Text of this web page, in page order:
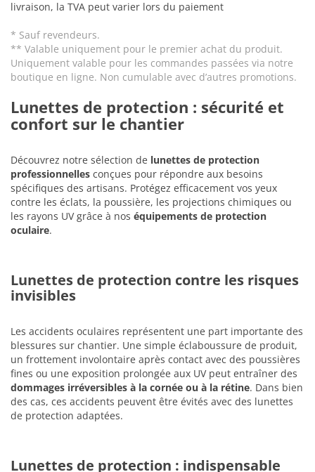
livraison, la TVA peut varier lors du paiement
* Sauf revendeurs.
** Valable uniquement pour le premier achat du produit.
Uniquement valable pour les commandes passées via notre
boutique en ligne. Non cumulable avec d’autres promotions.
Lunettes de protection : sécurité et
confort sur le chantier
Découvrez notre sélection de lunettes de protection
professionnelles conçues pour répondre aux besoins
spécifiques des artisans. Protégez efficacement vos yeux
contre les éclats, la poussière, les projections chimiques ou
les rayons UV grâce à nos équipements de protection
oculaire.
Lunettes de protection contre les risques
invisibles
Les accidents oculaires représentent une part importante des
blessures sur chantier. Une simple éclaboussure de produit,
un frottement involontaire après contact avec des poussières
fines ou une exposition prolongée aux UV peut entraîner des
dommages irréversibles à la cornée ou à la rétine. Dans bien
des cas, ces accidents peuvent être évités avec des lunettes
de protection adaptées.
Lunettes de protection : indispensable